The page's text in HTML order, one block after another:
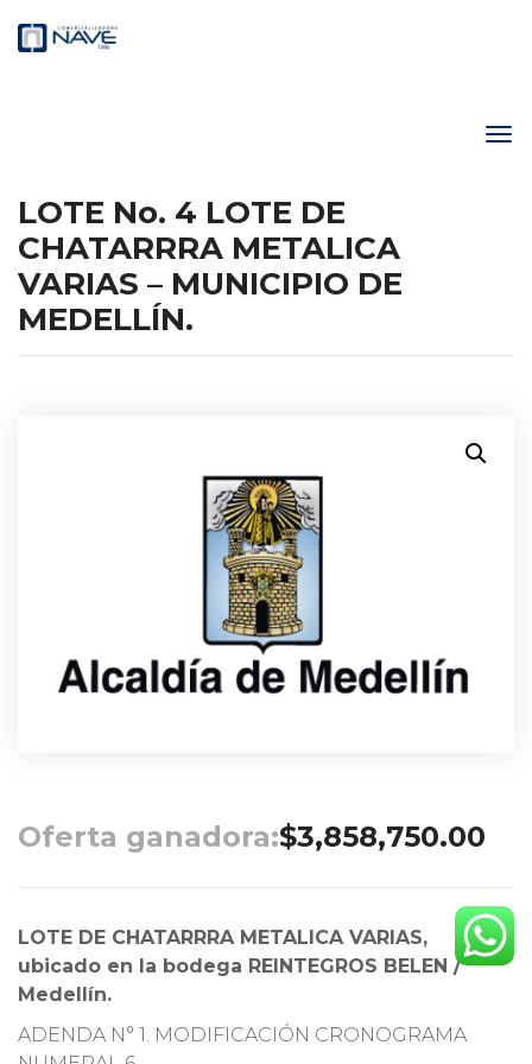
LOTE No. 4 LOTE DE
CHATARRRA METALICA
VARIAS – MUNICIPIO DE
MEDELLÍN.
Oferta ganadora:$3,858,750.00
LOTE DE CHATARRRA METALICA VARIAS,
ubicado en la bodega REINTEGROS BELEN /
Medellín.
ADENDA N° 1. MODIFICACIÓN CRONOGRAMA